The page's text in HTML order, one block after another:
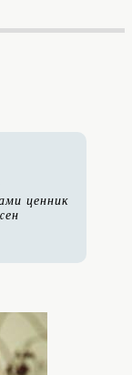
ценник